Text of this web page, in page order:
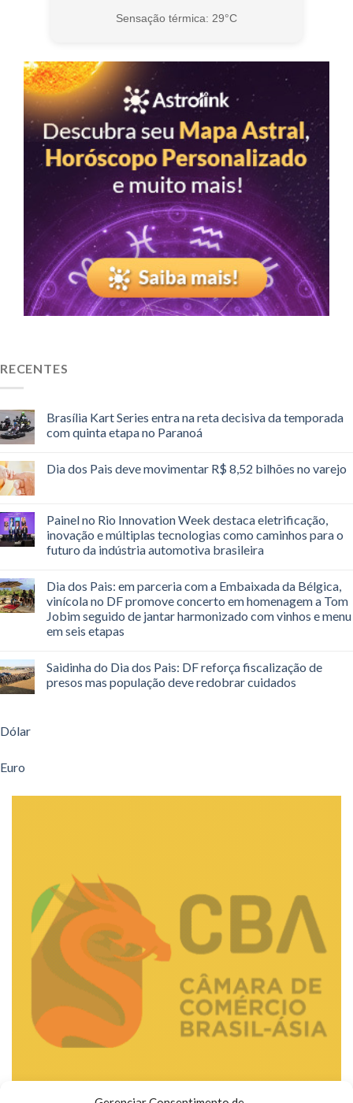
Sensação térmica: 29°C
RECENTES
Brasília Kart Series entra na reta decisiva da temporada
com quinta etapa no Paranoá
Dia dos Pais deve movimentar R$ 8,52 bilhões no varejo
Painel no Rio Innovation Week destaca eletrificação,
inovação e múltiplas tecnologias como caminhos para o
futuro da indústria automotiva brasileira
Dia dos Pais: em parceria com a Embaixada da Bélgica,
vinícola no DF promove concerto em homenagem a Tom
Jobim seguido de jantar harmonizado com vinhos e menu
em seis etapas
Saidinha do Dia dos Pais: DF reforça fiscalização de
presos mas população deve redobrar cuidados
Dólar
Euro